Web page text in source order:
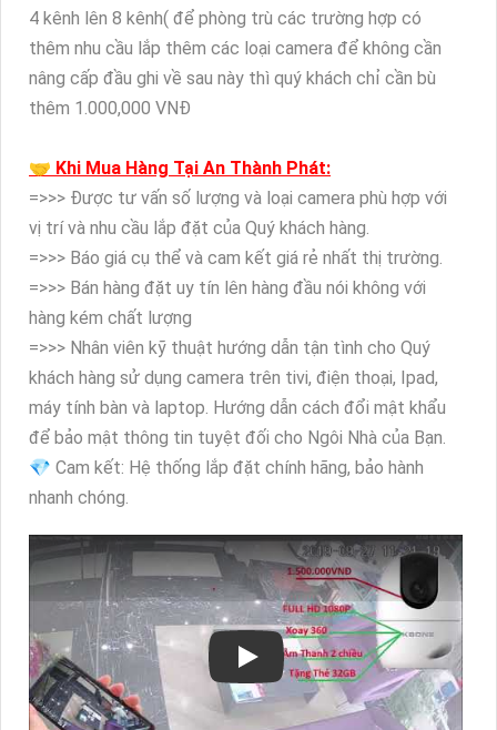
4 kênh lên 8 kênh( để phòng trù các trường hợp có
thêm nhu cầu lắp thêm các loại camera để không cần
nâng cấp đầu ghi về sau này thì quý khách chỉ cần bù
thêm 1.000,000 VNĐ
🤝 Khi Mua Hàng Tại An Thành Phát:
=>>> Được tư vấn số lượng và loại camera phù hợp với
vị trí và nhu cầu lắp đặt của Quý khách hàng.
=>>> Báo giá cụ thể và cam kết giá rẻ nhất thị trường.
=>>> Bán hàng đặt uy tín lên hàng đầu nói không với
hàng kém chất lượng
=>>> Nhân viên kỹ thuật hướng dẫn tận tình cho Quý
khách hàng sử dụng camera trên tivi, điện thoại, Ipad,
máy tính bàn và laptop. Hướng dẫn cách đổi mật khẩu
để bảo mật thông tin tuyệt đối cho Ngôi Nhà của Bạn.
💎 Cam kết: Hệ thống lắp đặt chính hãng, bảo hành
nhanh chóng.